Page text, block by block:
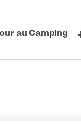
au Camping